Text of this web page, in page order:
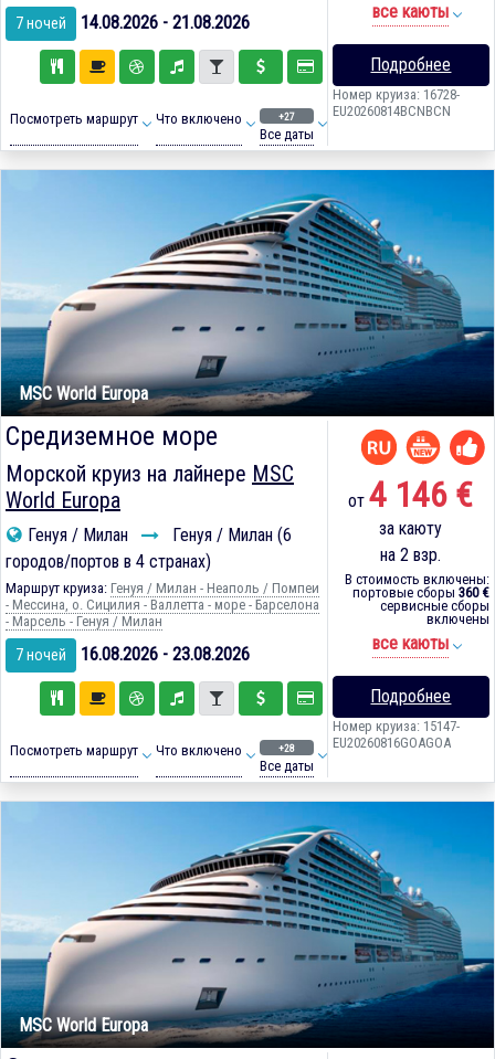
7 ночей 14.08.2026 - 21.08.2026
Посмотреть маршрут Что включено +27
Все даты
все каюты
Подробнее
Номер круиза: 16728-
EU20260814BCNBCN
MSC World Europa
Средиземное море
Морской круиз на лайнере MSC
World Europa
Генуя / Милан
Генуя / Милан (6
городов/портов в 4 странах)
Маршрут круиза: Генуя / Милан - Неаполь / Помпеи
- Мессина, о. Сицилия - Валлетта - море - Барселона
- Марсель - Генуя / Милан
7 ночей 16.08.2026 - 23.08.2026
Посмотреть маршрут Что включено +28
Все даты
от4 146 €
за каюту
на 2 взр.
В стоимость включены:
портовые сборы 360 €
сервисные сборы
включены
все каюты
Подробнее
Номер круиза: 15147-
EU20260816GOAGOA
MSC World Europa